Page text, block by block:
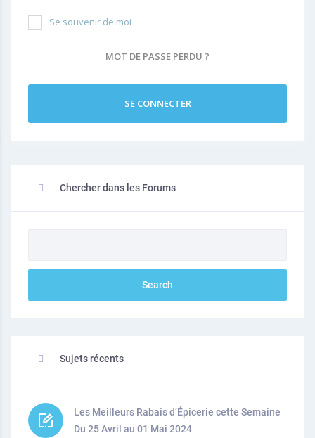
Se souvenir de moi
MOT DE PASSE PERDU ?
SE CONNECTER
Chercher dans les Forums
Sujets récents
Les Meilleurs Rabais d’Épicerie cette Semaine
Du 25 Avril au 01 Mai 2024